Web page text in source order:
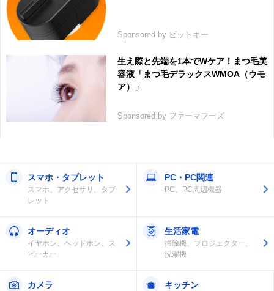
Sponsored by ビットキー
生え際と先端を1本でWケア！まつ毛美
容液「まつ毛デラックスWMOA（ウモ
ア）」
Sponsored by ファーマフーズ
スマホ・タブレット
スマホ、アクセサリ、タブ
レット
PC・PC関連
PC、PC周辺機器
オーディオ
イヤホン、ヘッドホン、ス
ピーカー
生活家電
掃除機、プロジェクター、
洗濯機
カメラ キッチン